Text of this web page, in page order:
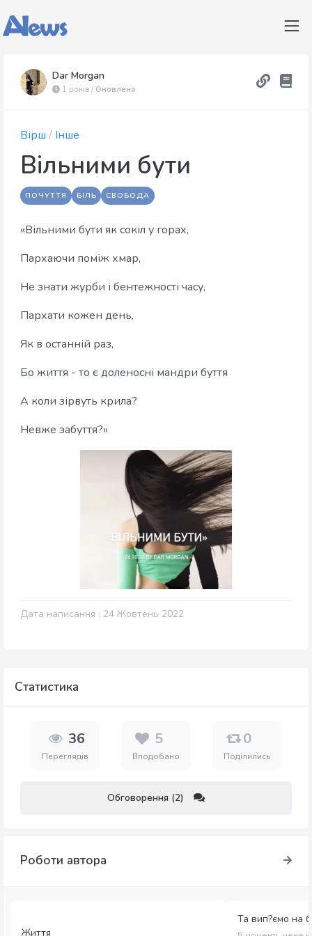
Dar Morgan
1 років / Оновлено
Вірш / Інше
Вільними бути
ПОЧУТТЯ БІЛЬ СВОБОДА
«Вільними бути як сокіл у горах,
Пархаючи поміж хмар,
Не знати журби і бентежності часу,
Пархати кожен день,
Як в останній раз,
Бо життя - то є доленосні мандри буття
А коли зірвуть крила?
Невже забуття?»
Дата написання : 24 Жовтень 2022
Статистика
36
Переглядів
5
Вподобано
0
Поділились
Обговорення (2)
Роботи автора
Життя
Та вип?ємо на